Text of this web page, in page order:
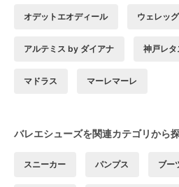
オデットエオディール ウェレッグ
アルテミス by ダイアナ 神戸レタ
マドラス マーレマーレ
バレエシューズを関連カテゴリから
スニーカー パンプス ブー